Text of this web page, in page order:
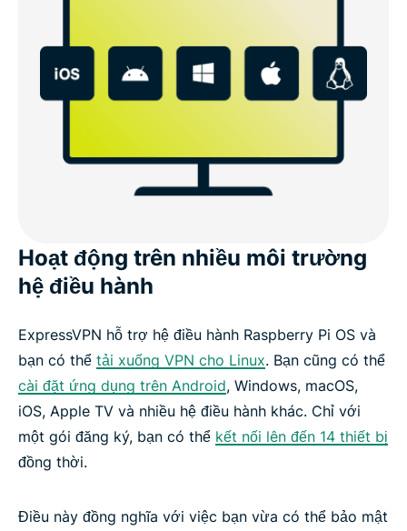
Hoạt động trên nhiều môi trường
hệ điều hành
ExpressVPN hỗ trợ hệ điều hành Raspberry Pi OS và
bạn có thể tải xuống VPN cho Linux. Bạn cũng có thể
cài đặt ứng dụng trên Android, Windows, macOS,
iOS, Apple TV và nhiều hệ điều hành khác. Chỉ với
một gói đăng ký, bạn có thể kết nối lên đến 14 thiết bị
đồng thời.
Điều này đồng nghĩa với việc bạn vừa có thể bảo mật